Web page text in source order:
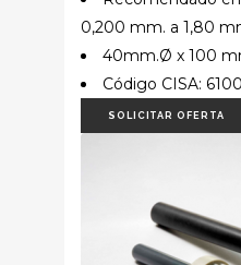
0,200 mm. a 1,80
40mm.Ø x 100
Código CISA:
SOLICITAR OFERTA